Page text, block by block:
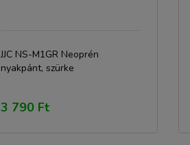
JJC NS-M1GR Neoprén
nyakpánt, szürke
3 790 Ft